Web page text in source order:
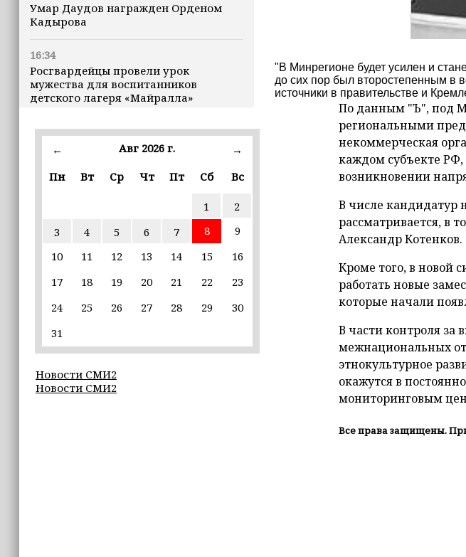
Умар Даудов награжден Орденом
Кадырова
16:34
Росгвардейцы провели урок
мужества для воспитанников
детского лагеря «Майралла»
16:30
Дмитрий Чернышенко: Внутренний
въездной — на 20,1%
Из бюджета Чечни дополнительно
выделено 505 млн рублей
пострадавшим от паводков
15:35
— стать большой
Избирательные участки Шатоя
готовы к приёму голосов
← Авг 2026 г.
→
Пн
Вт Ср Чт Пт Сб Вс
1
2
3
4 5 6 7 8
9
10
11 12 13 14 15
16
17
18 19 20 21 22
23
24
25 26 27 28 29
30
31
Новости СМИ2
Новости СМИ2
"В Минрегионе будет усилен и
до сих пор был второстепенным в
источники в правительстве и
По данным "Ъ", под
региональными
некоммерческая
каждом субъекте
возникновении
В числе кандидатур
рассматривается, в
Александр Котенков.
Кроме того, в новой
работать новые
которые начали
В части контроля
межнациональных
этнокультурное
окажутся в
мониторинговым
Все права защищены.